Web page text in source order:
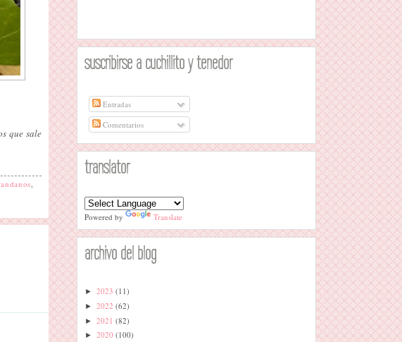
que sale
suscribirse a cuchillito y tenedor
Entradas
Comentarios
translator
Powered by Translate
archivo del blog
► 2023 (11)
► 2022 (62)
► 2021 (82)
► 2020 (100)